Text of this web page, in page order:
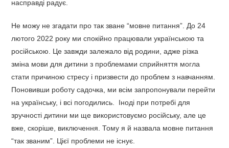
насправді радує.
Не можу не згадати про так зване “мовне питання”. До 24
лютого 2022 року ми спокійно працювали українською та
російською. Це завжди залежало від родини, адже різка
зміна мови для дитини з проблемами сприйняття могла
стати причиною стресу і призвести до проблем з навчанням.
Поновивши роботу садочка, ми всім запропонували перейти
на українську, і всі погодились. Іноді при потребі для
зручності дитини ми ще використовуємо російську, але це
вже, скоріше, виключення. Тому я й назвала мовне питання
“так званим”. Цієї проблеми не існує.